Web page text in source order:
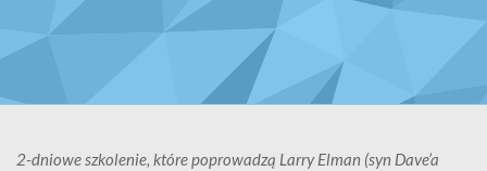
2-dniowe szkolenie, które poprowadzą Larry Elman (syn Dave’a